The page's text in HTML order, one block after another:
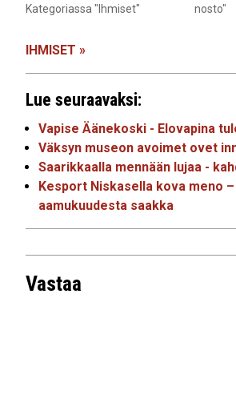
Kategoriassa "Ihmiset"
nosto"
IHMISET »
Lue seuraavaksi:
Vapise Äänekoski - Elovapina
Väksyn museon avoimet ovet
Saarikkaalla mennään lujaa -
Kesport Niskasella kova meno
aamukuudesta saakka
Vastaa